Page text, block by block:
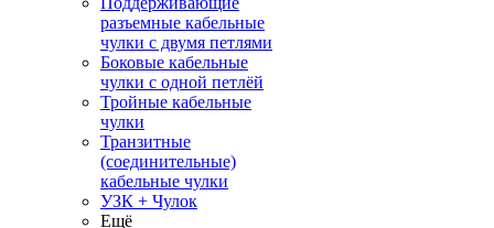
разъемные кабельные
чулки с двумя петлями
Боковые кабельные
чулки с одной петлёй
Тройные кабельные
чулки
Транзитные
(соединительные)
кабельные чулки
УЗК + Чулок
Ещё